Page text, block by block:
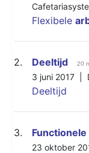
Flexibele
2. Deeltijd 20
3 juni 2017 |
Deeltijd
3. Functionele
23 oktober